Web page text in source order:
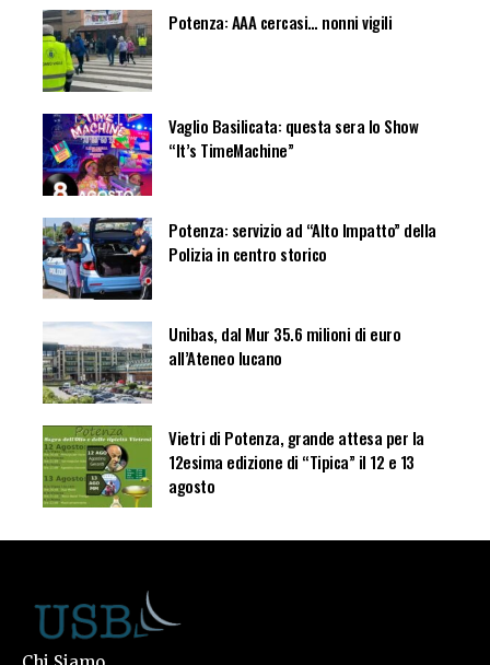
Potenza: AAA cercasi… nonni vigili
Vaglio Basilicata: questa sera lo Show
“It’s TimeMachine”
Potenza: servizio ad “Alto Impatto” della
Polizia in centro storico
Unibas, dal Mur 35.6 milioni di euro
all’Ateneo lucano
Vietri di Potenza, grande attesa per la
12esima edizione di “Tipica” il 12 e 13
agosto